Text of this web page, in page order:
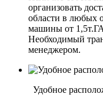
организовать
области в любых
машины от
Необходимый
менеджером.
Удобное